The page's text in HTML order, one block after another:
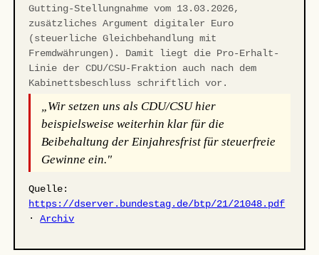
Gutting-Stellungnahme vom 13.03.2026,
zusätzliches Argument digitaler Euro
(steuerliche Gleichbehandlung mit
Fremdwährungen). Damit liegt die Pro-Erhalt-
Linie der CDU/CSU-Fraktion auch nach dem
Kabinettsbeschluss schriftlich vor.
„Wir setzen uns als CDU/CSU hier
beispielsweise weiterhin klar für die
Beibehaltung der Einjahresfrist für steuerfreie
Gewinne ein."
Quelle:
https://dserver.bundestag.de/btp/21/21048.pdf
·Archiv